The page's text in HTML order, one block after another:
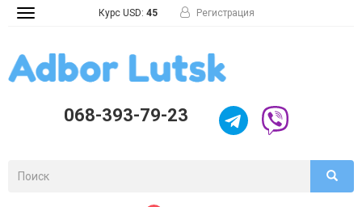
Toggle
Курс USD: 45 Регистрация
068-393-79-23